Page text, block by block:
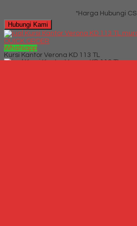
*Harga Hubungi CS
Hubungi Kami
QUICK ORDER
Whatsapp
Kursi Kantor Verona KD 113 TL